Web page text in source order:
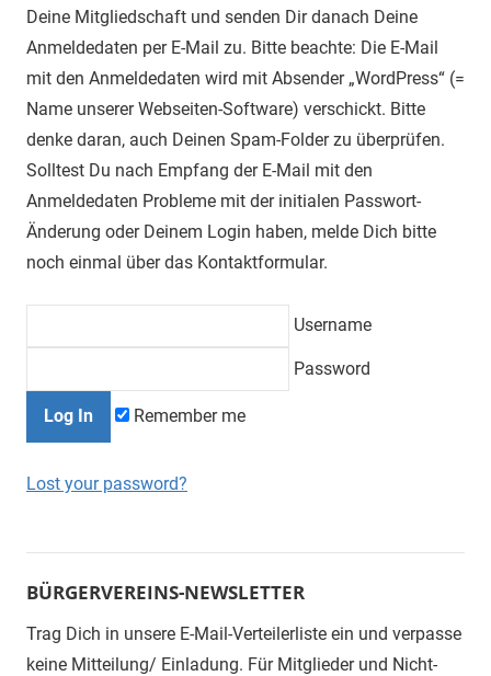
Deine Mitgliedschaft und senden Dir danach Deine
Anmeldedaten per E-Mail zu. Bitte beachte: Die E-Mail
mit den Anmeldedaten wird mit Absender „WordPress“ (=
Name unserer Webseiten-Software) verschickt. Bitte
denke daran, auch Deinen Spam-Folder zu überprüfen.
Solltest Du nach Empfang der E-Mail mit den
Anmeldedaten Probleme mit der initialen Passwort-
Änderung oder Deinem Login haben, melde Dich bitte
noch einmal über das Kontaktformular.
Username
Password
Remember me
Lost your password?
BÜRGERVEREINS-NEWSLETTER
Trag Dich in unsere E-Mail-Verteilerliste ein und verpasse
keine Mitteilung/ Einladung. Für Mitglieder und Nicht-